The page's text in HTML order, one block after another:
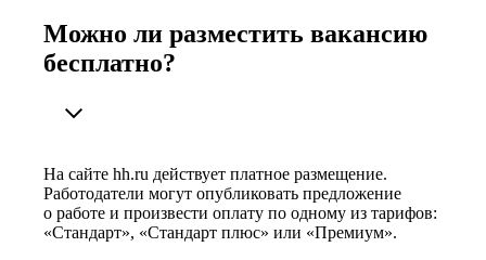
Можно ли разместить вакансию
бесплатно?
На сайте hh.ru действует платное размещение.
Работодатели могут опубликовать предложение
о работе и произвести оплату по одному из тарифов:
«Стандарт», «Стандарт плюс» или «Премиум».